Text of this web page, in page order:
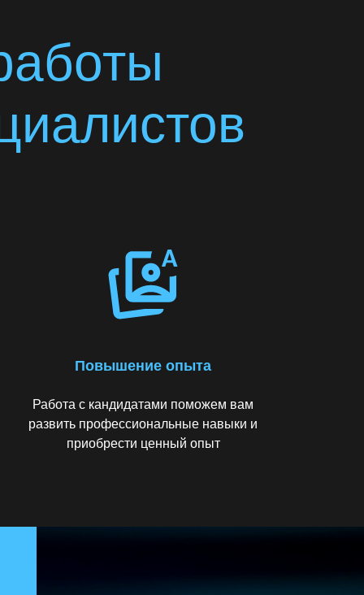
Повышение опыта
Работа с кандидатами поможем вам
развить профессиональные навыки и
приобрести ценный опыт